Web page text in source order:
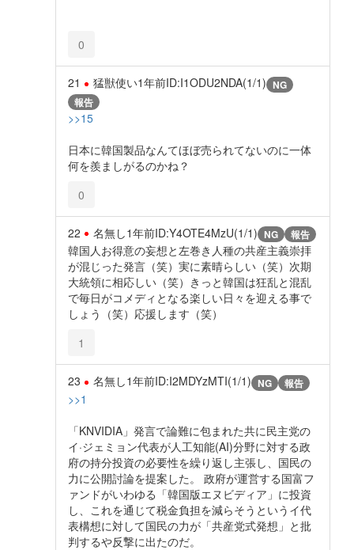
0
21 猛獣使い1年前ID:I1ODU2NDA(1/1) NG
報告
>>15
日本に韓国製品なんてほぼ売られてないのに一体
何を羨ましがるのかね？
0
22 名無し1年前ID:Y4OTE4MzU(1/1) NG 報告
韓国人お得意の妄想と左巻き人種の共産主義崇拝
が混じった発言（笑）実に素晴らしい（笑）次期
大統領に相応しい（笑）きっと韓国は狂乱と混乱
で毎日がコメディとなる楽しい日々を迎える事で
しょう（笑）応援します（笑）
1
23 名無し1年前ID:I2MDYzMTI(1/1) NG 報告
>>1
「KNVIDIA」発言で論難に包まれた共に民主党の
イ·ジェミョン代表が人工知能(AI)分野に対する政
府の持分投資の必要性を繰り返し主張し、国民の
力に公開討論を提案した。 政府が運営する国富フ
ァンドがいわゆる「韓国版エヌビディア」に投資
し、これを通じて税金負担を減らそうというイ代
表構想に対して国民の力が「共産党式発想」と批
判するや反撃に出たのだ。